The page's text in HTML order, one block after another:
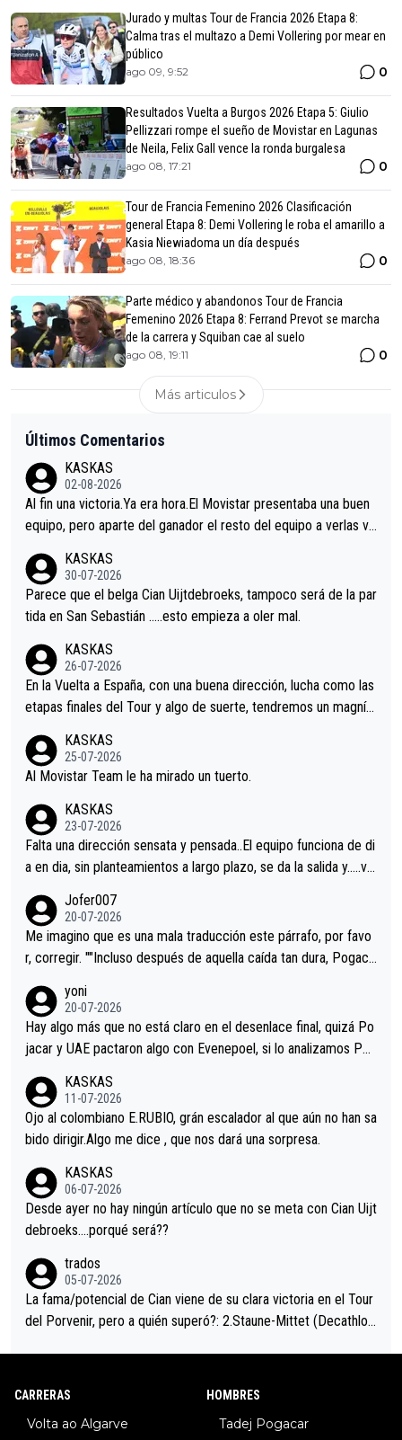
Jurado y multas Tour de Francia 2026 Etapa 8:
Calma tras el multazo a Demi Vollering por mear en
público
ago 09, 9:52 0
Resultados Vuelta a Burgos 2026 Etapa 5: Giulio
Pellizzari rompe el sueño de Movistar en Lagunas
de Neila, Felix Gall vence la ronda burgalesa
ago 08, 17:21 0
Tour de Francia Femenino 2026 Clasificación
general Etapa 8: Demi Vollering le roba el amarillo a
Kasia Niewiadoma un día después
ago 08, 18:36 0
Parte médico y abandonos Tour de Francia
Femenino 2026 Etapa 8: Ferrand Prevot se marcha
de la carrera y Squiban cae al suelo
ago 08, 19:11 0
Más articulos
Últimos Comentarios
KASKAS
02-08-2026
Al fin una victoria.Ya era hora.El Movistar presentaba una buen
equipo, pero aparte del ganador el resto del equipo a verlas ve
s.La única buena noticia es la mejoría de Enric Más en San Seb
astian.Si en la Vuelta a Burgos sigue la mejoría, podríamos ten
er alguna sorpresa en la Vuelta.Ojalá.
KASKAS
30-07-2026
Parece que el belga Cian Uijtdebroeks, tampoco será de la par
tida en San Sebastián …..esto empieza a oler mal.
KASKAS
26-07-2026
En la Vuelta a España, con una buena dirección, lucha como las
etapas finales del Tour y algo de suerte, tendremos un magnífi
KASKAS
25-07-2026
Al Movistar Team le ha mirado un tuerto.
KASKAS
23-07-2026
Falta una dirección sensata y pensada..El equipo funciona de di
a en dia, sin planteamientos a largo plazo, se da la salida y…..ve
Minguez, Velez etc etc.Me da pena vivir estos momentos tan
tristes sin victorias.
Jofer007
20-07-2026
Me imagino que es una mala traducción este párrafo, por favo
r, corregir. ""Incluso después de aquella caída tan dura, Pogaca
permaneció pegado a su rueda. Parecía increíble la forma en l
a que era capaz de controlar el miedo", recordó."
yoni
20-07-2026
Hay algo más que no está claro en el desenlace final, quizá Po
jacar y UAE pactaron algo con Evenepoel, si lo analizamos Poj
i sin pedalear, luego está el saludo con Evenepoel dándose la
mano de una manera muy fraternal, más allá de los típicos toqu
es en el hombro con que saludaba a Vingegard. Ahí hubo una in
eta, a ver si por querer poner a Del Toro con calzador en posi
ción de podio UAE y Pojacar se van complicar el tour.
KASKAS
11-07-2026
Ojo al colombiano E.RUBIO, grán escalador al que aún no han sa
bido dirigir.Algo me dice , que nos dará una sorpresa.
KASKAS
06-07-2026
Desde ayer no hay ningún artículo que no se meta con Cian Uijt
debroeks….porqué será??
trados
05-07-2026
La fama/potencial de Cian viene de su clara victoria en el Tour
del Porvenir, pero a quién superó?: 2.Staune-Mittet (Decathlon,
8.Lenny Martinez (Bahrein), 9. Van Belle (Visma), 10. Vacek (Li
CARRERAS
Volta ao Algarve
HOMBRES
Tadej Pogacar